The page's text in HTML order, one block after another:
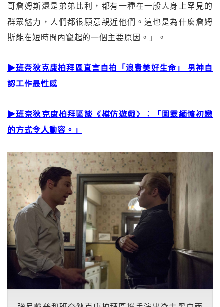
哥詹姆斯還是弟弟比利，都有一種在一般人身上罕見的
群眾魅力，人們都很願意親近他們。這也是為什麼詹姆
斯能在短時間內竄起的一個主要原因。」。
▶班奈狄克康柏拜區直言自拍「浪費美好生命」 男神自
認工作最性感
▶班奈狄克康柏拜區談《模仿遊戲》：「圖靈緬懷初戀
的方式令人動容。」